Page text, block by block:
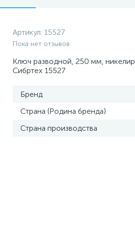
Артикул: 15527
Пока нет отзывов
Ключ разводной, 250 мм,
Сибртех 15527
Бренд
Страна (Родина бренда)
Страна производства